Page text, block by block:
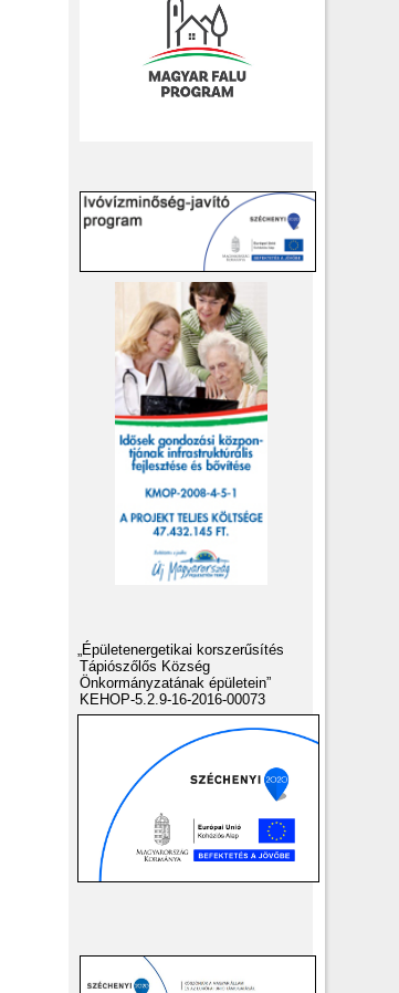
„Épületenergetikai korszerűsítés
Tápiószőlős Község
Önkormányzatának épületein”
KEHOP-5.2.9-16-2016-00073